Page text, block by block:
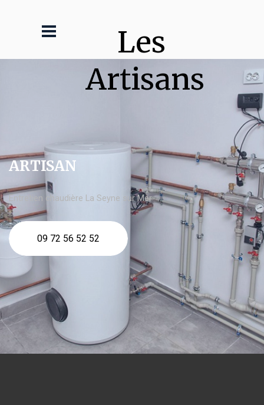
Les
Artisans
ARTISAN
Entretien chaudière La Seyne sur Mer
09 72 56 52 52